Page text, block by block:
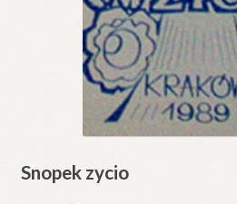
Snopek zycio